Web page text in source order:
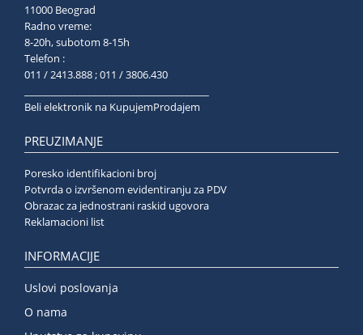
11000 Beograd
Radno vreme:
8-20h, subotom 8-15h
Telefon :
011 / 2413.888 ; 011 / 3806.430
Beli elektronik na KupujemProdajem
PREUZIMANJE
Poresko identifikacioni broj
Potvrda o izvršenom evidentiranju za PDV
Obrazac za jednostrani raskid ugovora
Reklamacioni list
INFORMACIJE
Uslovi poslovanja
O nama